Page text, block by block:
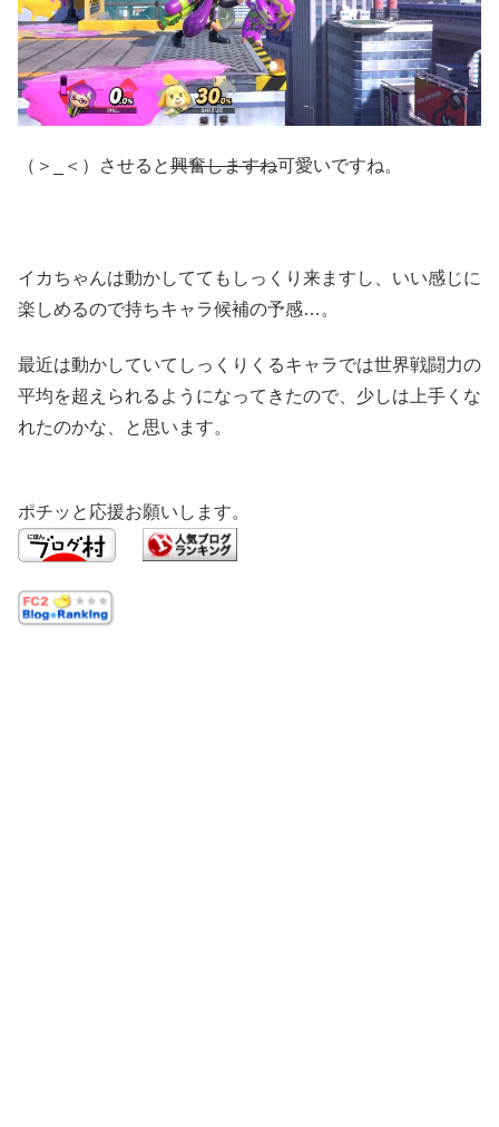
（＞_＜）させると興奮しますね可愛いですね。
イカちゃんは動かしててもしっくり来ますし、いい感じに
楽しめるので持ちキャラ候補の予感…。
最近は動かしていてしっくりくるキャラでは世界戦闘力の
平均を超えられるようになってきたので、少しは上手くな
れたのかな、と思います。
ポチッと応援お願いします。